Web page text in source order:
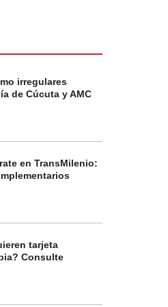
irregulares
de Cúcuta y AMC
en TransMilenio:
tarjeta
Consulte